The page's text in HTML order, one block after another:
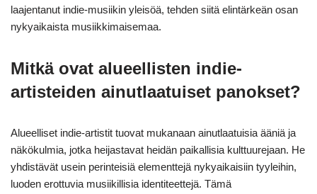
laajentanut indie-musiikin yleisöä, tehden siitä elintärkeän osan
nykyaikaista musiikkimaisemaa.
Mitkä ovat alueellisten indie-
artisteiden ainutlaatuiset panokset?
Alueelliset indie-artistit tuovat mukanaan ainutlaatuisia ääniä ja
näkökulmia, jotka heijastavat heidän paikallisia kulttuurejaan. He
yhdistävät usein perinteisiä elementtejä nykyaikaisiin tyyleihin,
luoden erottuvia musiikillisia identiteettejä. Tämä